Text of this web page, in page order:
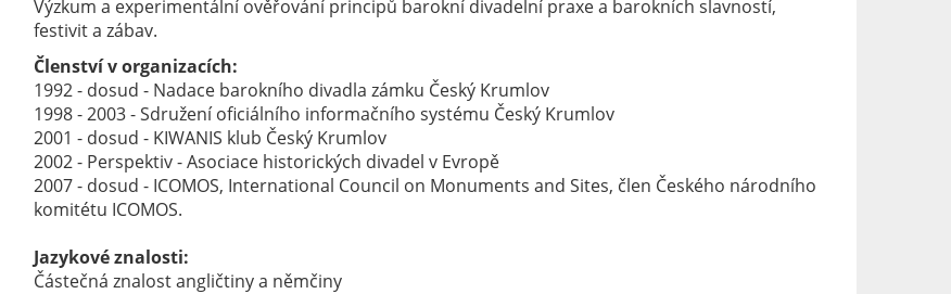
Výzkum a experimentální ověřování principů barokní divadelní praxe a barokních slavností,
festivit a zábav.
Členství v organizacích:
1992 - dosud - Nadace barokního divadla zámku Český Krumlov
1998 - 2003 - Sdružení oficiálního informačního systému Český Krumlov
2001 - dosud - KIWANIS klub Český Krumlov
2002 - Perspektiv - Asociace historických divadel v Evropě
2007 - dosud - ICOMOS, International Council on Monuments and Sites, člen Českého národního
komitétu ICOMOS.
Jazykové znalosti:
Částečná znalost angličtiny a němčiny